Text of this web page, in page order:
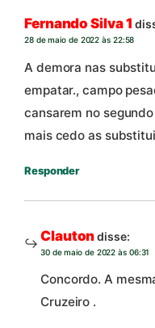
Fernando Silva 1
28 de maio de 2022 às 22:58
A demora nas
empatar., campo
cansarem no
mais cedo as
Responder
Clautondisse:
30 de maio de 2022 às 06:31
Concordo. A
Cruzeiro .